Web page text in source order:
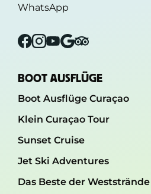
WhatsApp
Facebook
Instagram
YouTube
GoogleTripadvisor
BOOT AUSFLÜGE
Boot Ausflüge Curaçao
Klein Curaçao Tour
Sunset Cruise
Jet Ski Adventures
Das Beste der Weststrände